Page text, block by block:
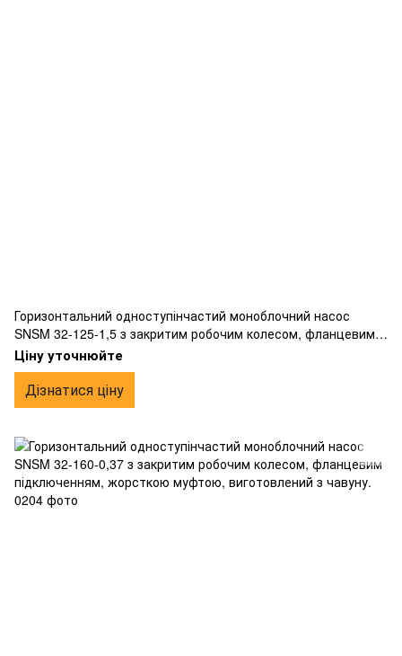
Горизонтальний одноступінчастий моноблочний насос
SNSM 32-125-1,5 з закритим робочим колесом, фланцевим
підключенням, жорсткою муфтою, виготовлений з чавуну.
Ціну уточнюйте
Дізнатися ціну